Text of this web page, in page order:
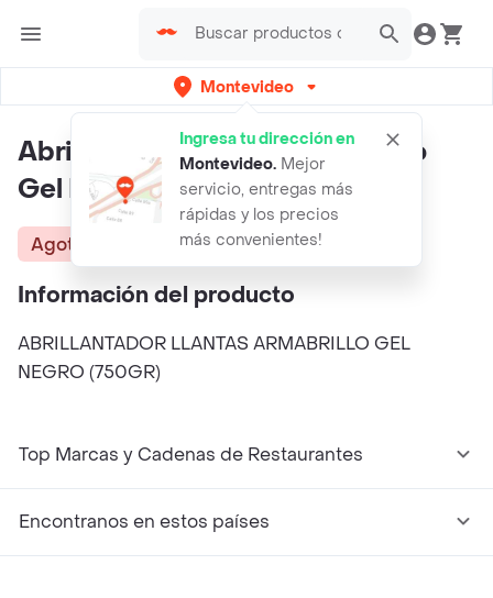
Montevideo
Ingresa tu dirección en
Montevideo. Mejor
servicio, entregas más
rápidas y los precios
más convenientes!
Abrillantador Llantas Armabrillo
Gel Negro (750gr)
Agotado
Información del producto
ABRILLANTADOR LLANTAS ARMABRILLO GEL
NEGRO (750GR)
Top Marcas y Cadenas de Restaurantes
Encontranos en estos países